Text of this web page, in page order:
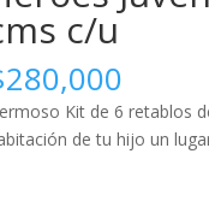
c/u
280,000
Kit de 6 retablos
de tu hijo un